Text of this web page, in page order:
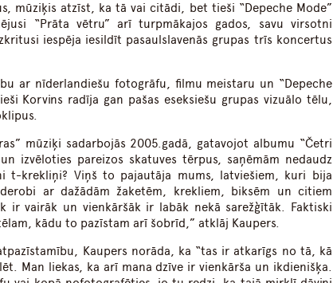
mūziķis atzīst, ka tā vai citādi, bet tieši “Depeche Mode”
“Prāta vētru” arī turpmākajos gados, savu virsotni
iespēja iesildīt pasaulslavenās grupas trīs koncertus
ar nīderlandiešu fotogrāfu, filmu meistaru un “Depeche
Korvins radīja gan pašas eseksiešu grupas vizuālo tēlu,
mūziķi sadarbojās 2005.gadā, gatavojot albumu “Četri
izvēloties pareizos skatuves tērpus, saņēmām nedaudz
krekliņi? Viņš to pajautāja mums, latviešiem, kuri bija
ar dažādām žaketēm, krekliem, biksēm un citiem
ir vairāk un vienkāršāk ir labāk nekā sarežģītāk. Faktiski
kādu to pazīstam arī šobrīd,” atklāj Kaupers.
Kaupers norāda, ka “tas ir atkarīgs no tā, kā
Man liekas, ka arī mana dzīve ir vienkārša un ikdienišķa.